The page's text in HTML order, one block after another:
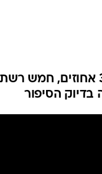
חודש אחרי השקת המיזם, סקר רוחב חושף: קרפור הוזילה ב-30 אחוזים,
הסיפור